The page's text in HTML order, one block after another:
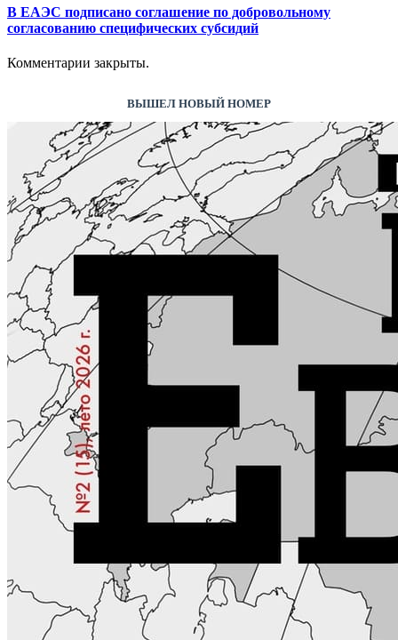
В ЕАЭС подписано соглашение по добровольному
согласованию специфических субсидий
Комментарии закрыты.
ВЫШЕЛ НОВЫЙ НОМЕР